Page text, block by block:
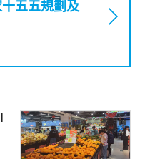
五五規劃及